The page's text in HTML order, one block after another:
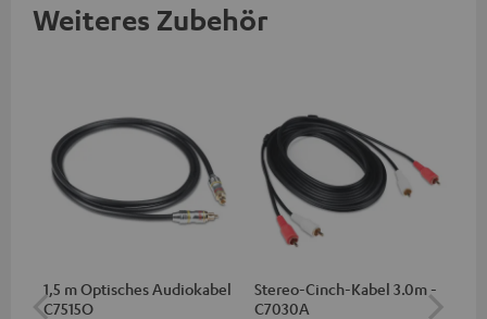
Weiteres Zubehör
1,5 m Optisches Audiokabel
C7515O
Stereo-Cinch-Kabel 3.0m -
C7030A